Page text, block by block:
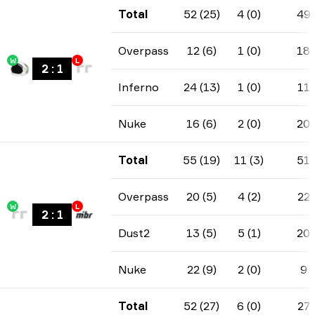
W
2: 1
L
Total 52 (25) 4 (0) 49
Overpass 12 (6) 1 (0) 18
Inferno 24 (13) 1 (0) 11
Nuke 16 (6) 2 (0) 20
W
2: 1
L
Total 55 (19) 11 (3) 51
Overpass 20 (5) 4 (2) 22
Dust2 13 (5) 5 (1) 20
Nuke 22 (9) 2 (0) 9
Total 52 (27) 6 (0) 27